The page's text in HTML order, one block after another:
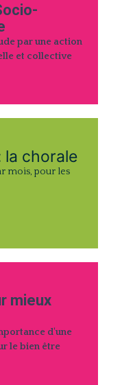
par une action
et collective
la chorale
mois, pour les
mieux
d'une
le bien être